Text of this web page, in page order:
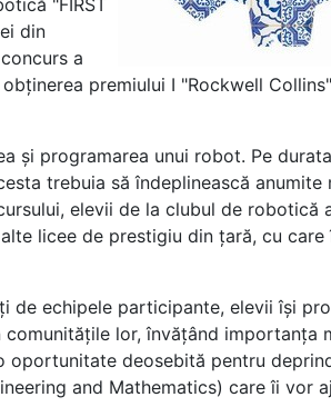
"FIRST
din
a
premiului I "Rockwell
și programarea unui robot. Pe
trebuia să îndeplinească anumite
elevii de la clubul de robotică
licee de prestigiu din țară, cu care
echipele participante, elevii își
lor, învățând importanța
oportunitate deosebită pentru
and Mathematics) care îi vor